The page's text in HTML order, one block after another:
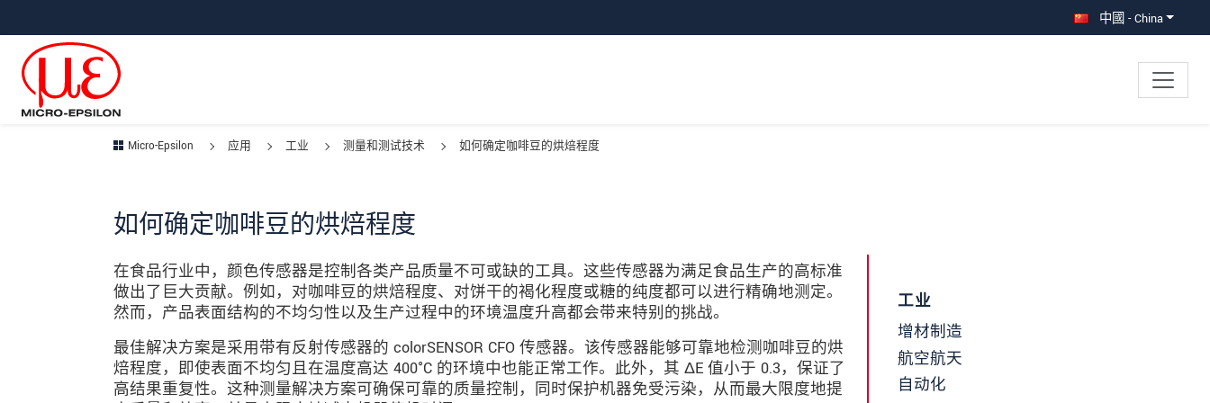
中國 - China
Micro-Epsilon 应用 工业 测量和测试技术 如何确定咖啡豆的烘焙程度
如何确定咖啡豆的烘焙程度
在食品行业中，颜色传感器是控制各类产品质量不可或缺的工具。这些传感器为满足食品生产的高标准
做出了巨大贡献。例如，对咖啡豆的烘焙程度、对饼干的褐化程度或糖的纯度都可以进行精确地测定。
然而，产品表面结构的不均匀性以及生产过程中的环境温度升高都会带来特别的挑战。
最佳解决方案是采用带有反射传感器的 colorSENSOR CFO 传感器。该传感器能够可靠地检测咖啡豆的烘
焙程度，即使表面不均匀且在温度高达 400°C 的环境中也能正常工作。此外，其 ΔE 值小于 0.3，保证了
高结果重复性。这种测量解决方案可确保可靠的质量控制，同时保护机器免受污染，从而最大限度地提
工业
增材制造
航空航天
自动化